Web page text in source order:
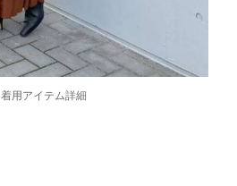
着用アイテム詳細